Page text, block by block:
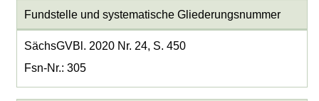
Fundstelle und systematische Gliederungsnummer
SächsGVBl. 2020 Nr. 24, S. 450
Fsn-Nr.: 305